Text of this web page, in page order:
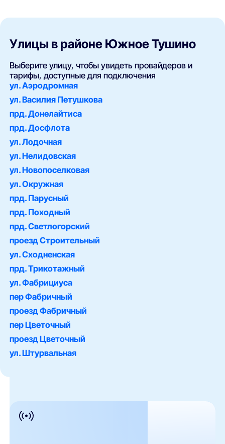
Улицы в районе Южное Тушино
Выберите улицу, чтобы увидеть провайдеров и
тарифы, доступные для подключения
ул. Аэродромная
ул. Василия Петушкова
прд. Донелайтиса
прд. Досфлота
ул. Лодочная
ул. Нелидовская
ул. Новопоселковая
ул. Окружная
прд. Парусный
прд. Походный
прд. Светлогорский
проезд Строительный
ул. Сходненская
прд. Трикотажный
ул. Фабрициуса
пер Фабричный
проезд Фабричный
пер Цветочный
проезд Цветочный
ул. Штурвальная